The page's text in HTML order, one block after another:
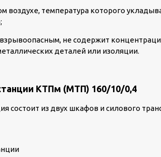
воздухе, температура которого
не содержит
деталей или изоляции.
КТПм (МТП) 160/10/0,4
состоит из двух шкафов и силового